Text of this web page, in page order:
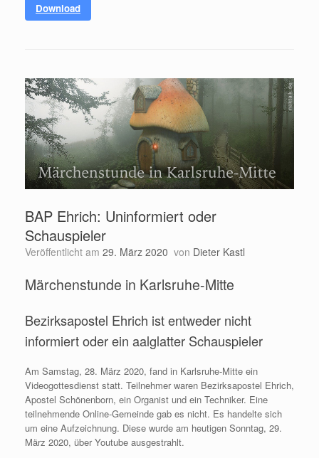
Download
BAP Ehrich: Uninformiert oder
Schauspieler
Veröffentlicht am 29. März 2020 von Dieter Kastl
Märchenstunde in Karlsruhe-Mitte
Bezirksapostel Ehrich ist entweder nicht
informiert oder ein aalglatter Schauspieler
Am Samstag, 28. März 2020, fand in Karlsruhe-Mitte ein
Videogottesdienst statt. Teilnehmer waren Bezirksapostel Ehrich,
Apostel Schönenborn, ein Organist und ein Techniker. Eine
teilnehmende Online-Gemeinde gab es nicht. Es handelte sich
um eine Aufzeichnung. Diese wurde am heutigen Sonntag, 29.
März 2020, über Youtube ausgestrahlt.